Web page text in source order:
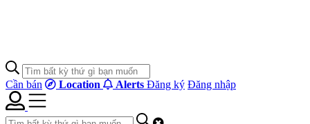
Cần bán Location Alerts Đăng ký Đăng nhập